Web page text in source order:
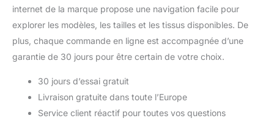
internet de la marque propose une navigation facile pour
explorer les modèles, les tailles et les tissus disponibles. De
plus, chaque commande en ligne est accompagnée d’une
garantie de 30 jours pour être certain de votre choix.
30 jours d’essai gratuit
Livraison gratuite dans toute l’Europe
Service client réactif pour toutes vos questions